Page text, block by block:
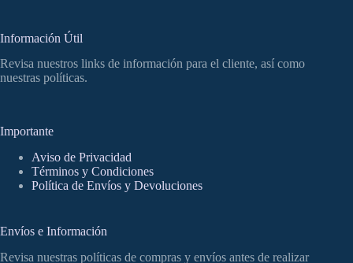
Información Útil
Revisa nuestros links de información para el cliente, así como
nuestras políticas.
Importante
Aviso de Privacidad
Términos y Condiciones
Política de Envíos y Devoluciones
Envíos e Información
Revisa nuestras políticas de compras y envíos antes de realizar